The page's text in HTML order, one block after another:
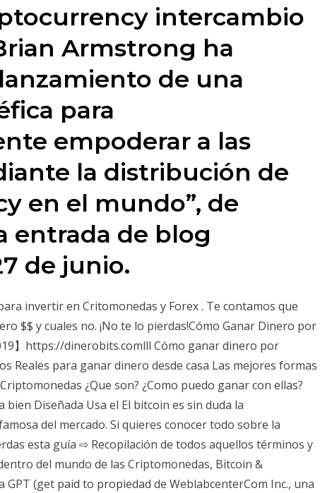
intercambio
Armstrong ha
de una
para
empoderar a las
la distribución de
en el mundo”, de
entrada de blog
de junio.
invertir en Critomonedas y Forex . Te contamos que
$$ y cuales no. ¡No te lo pierdas!Cómo Ganar Dinero por
】https://dinerobits.comlll Cómo ganar dinero por
Reales para ganar dinero desde casa Las mejores formas
¿Que son? ¿Como puedo ganar con ellas?
Diseñada Usa el El bitcoin es sin duda la
del mercado. Si quieres conocer todo sobre la
esta guía ⇨ Recopilación de todos aquellos términos y
del mundo de las Criptomonedas, Bitcoin &
(get paid to propiedad de WeblabcenterCom Inc., una